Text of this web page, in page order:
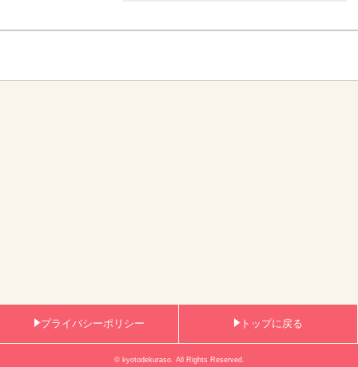
プライバシーポリシー トップに戻る
© kyotodekuraso. All Rights Reserved.